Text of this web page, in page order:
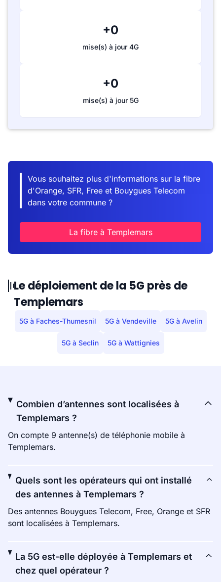
+0
mise(s) à jour 4G
+0
mise(s) à jour 5G
Vous souhaitez plus d'informations sur la fibre
d'Orange, SFR, Free et Bouygues Telecom
dans votre commune ?
La fibre à Templemars
Le déploiement de la 5G près de
Templemars
5G à Faches-Thumesnil 5G à Vendeville 5G à Avelin
5G à Seclin 5G à Wattignies
Combien d’antennes sont localisées à
Templemars ?
On compte 9 antenne(s) de téléphonie mobile à
Templemars.
Quels sont les opérateurs qui ont installé
des antennes à Templemars ?
Des antennes Bouygues Telecom, Free, Orange et SFR
sont localisées à Templemars.
La 5G est-elle déployée à Templemars et
chez quel opérateur ?